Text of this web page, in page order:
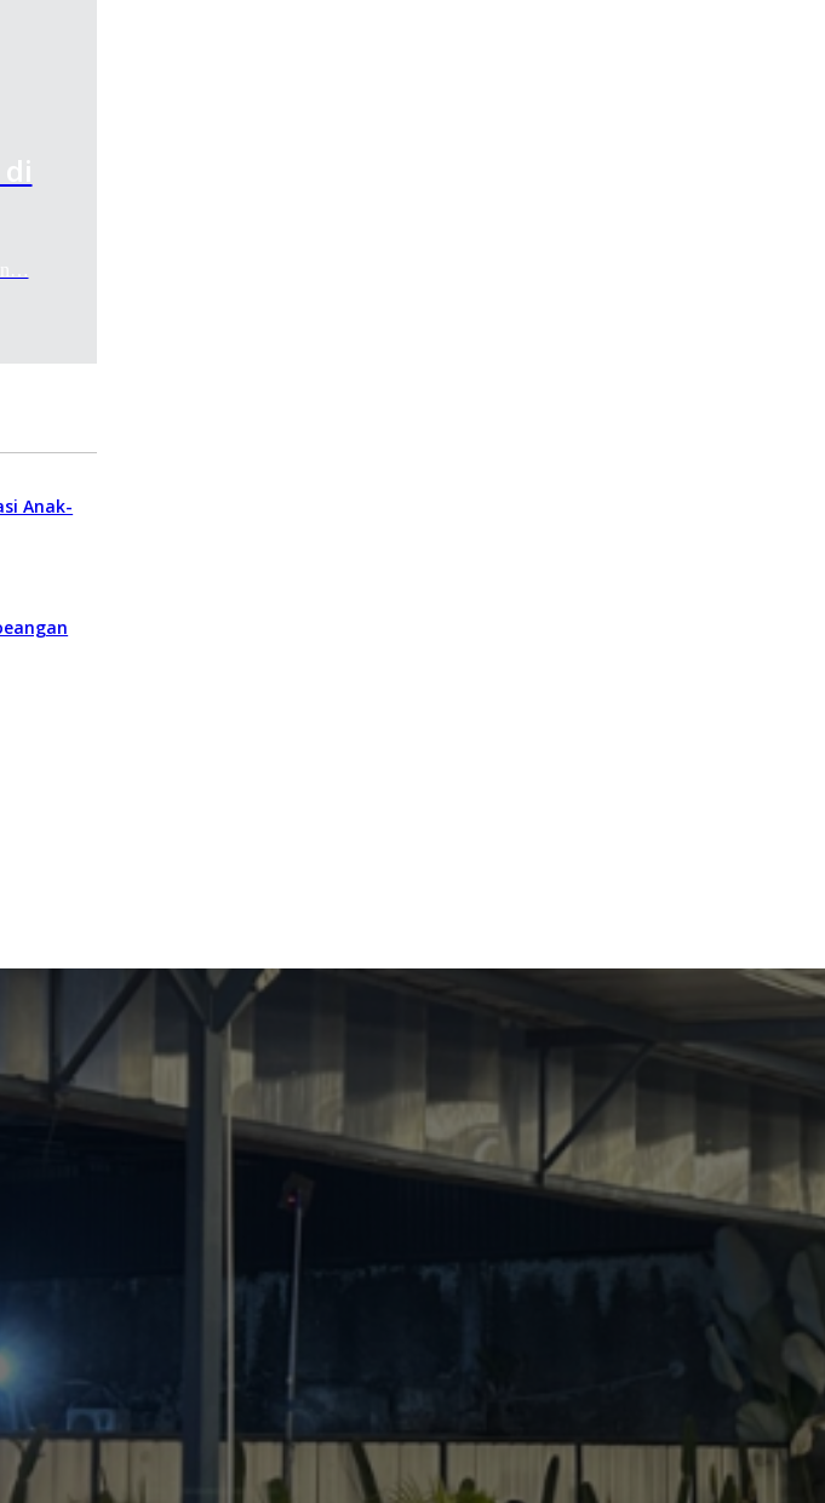
Anak-